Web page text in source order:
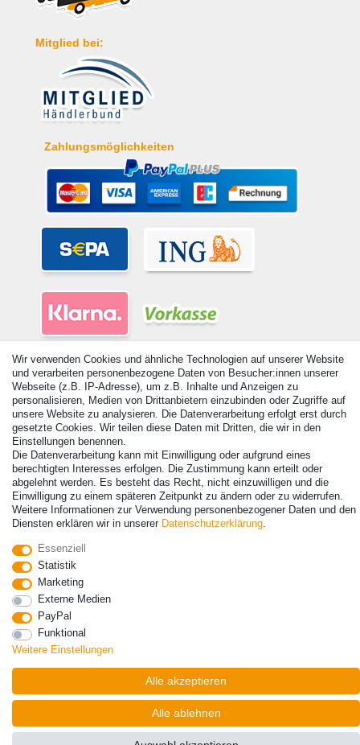
Mitglied bei:
Zahlungsmöglichkeiten
© Copyright 2026 | Alle Rechte vorbehalten. - Alle Rechte vorbehalten.
Preisangaben inkl. gesetzl. 19% MwSt. | Grundpreise siehe Artikeldetail | *Gilt für
Lieferungen nach Deutschland!
Vertrag widerrufen Kontakt
Wir verwenden Cookies und ähnliche Technologien auf unserer Website
und verarbeiten personenbezogene Daten von Besucher:innen unserer
Webseite (z.B. IP-Adresse), um z.B. Inhalte und Anzeigen zu
personalisieren, Medien von Drittanbietern einzubinden oder Zugriffe auf
unsere Website zu analysieren. Die Datenverarbeitung erfolgt erst durch
gesetzte Cookies. Wir teilen diese Daten mit Dritten, die wir in den
Einstellungen benennen.
Die Datenverarbeitung kann mit Einwilligung oder aufgrund eines
berechtigten Interesses erfolgen. Die Zustimmung kann erteilt oder
abgelehnt werden. Es besteht das Recht, nicht einzuwilligen und die
Einwilligung zu einem späteren Zeitpunkt zu ändern oder zu widerrufen.
Weitere Informationen zur Verwendung personenbezogener Daten und den
Diensten erklären wir in unserer Daten­schutz­erklärung.
Essenziell
Statistik
Marketing
Externe Medien
PayPal
Funktional
Weitere Einstellungen
Alle akzeptieren
Alle ablehnen